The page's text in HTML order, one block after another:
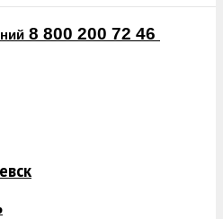
8 800 200 72 46